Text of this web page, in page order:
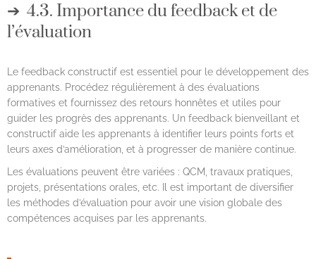
4.3. Importance du feedback et de
l’évaluation
Le feedback constructif est essentiel pour le développement des
apprenants. Procédez régulièrement à des évaluations
formatives et fournissez des retours honnêtes et utiles pour
guider les progrès des apprenants. Un feedback bienveillant et
constructif aide les apprenants à identifier leurs points forts et
leurs axes d’amélioration, et à progresser de manière continue.
Les évaluations peuvent être variées : QCM, travaux pratiques,
projets, présentations orales, etc. Il est important de diversifier
les méthodes d’évaluation pour avoir une vision globale des
compétences acquises par les apprenants.